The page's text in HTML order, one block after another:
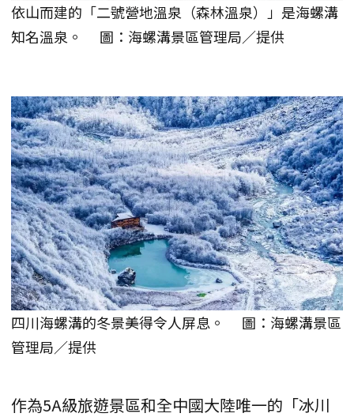
依山而建的「二號營地溫泉（森林溫泉）」是海螺溝
知名溫泉。 圖：海螺溝景區管理局／提供
四川海螺溝的冬景美得令人屏息。 圖：海螺溝景區
管理局／提供
作為5A級旅遊景區和全中國大陸唯一的「冰川